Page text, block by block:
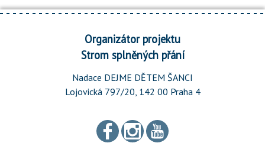
Organizátor projektu
Strom splněných přání
Nadace DEJME DĚTEM ŠANCI
Lojovická 797/20, 142 00 Praha 4